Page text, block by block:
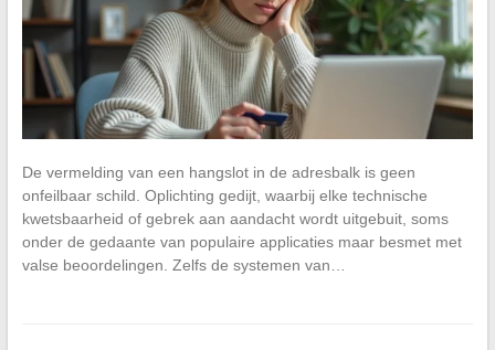
De vermelding van een hangslot in de adresbalk is geen
onfeilbaar schild. Oplichting gedijt, waarbij elke technische
kwetsbaarheid of gebrek aan aandacht wordt uitgebuit, soms
onder de gedaante van populaire applicaties maar besmet met
valse beoordelingen. Zelfs de systemen van…